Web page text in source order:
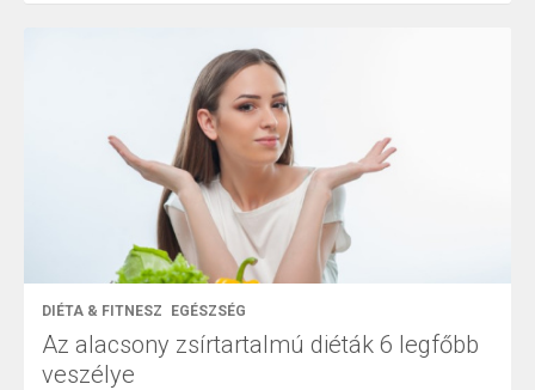
DIÉTA & FITNESZ EGÉSZSÉG
Az alacsony zsírtartalmú diéták 6 legfőbb
veszélye